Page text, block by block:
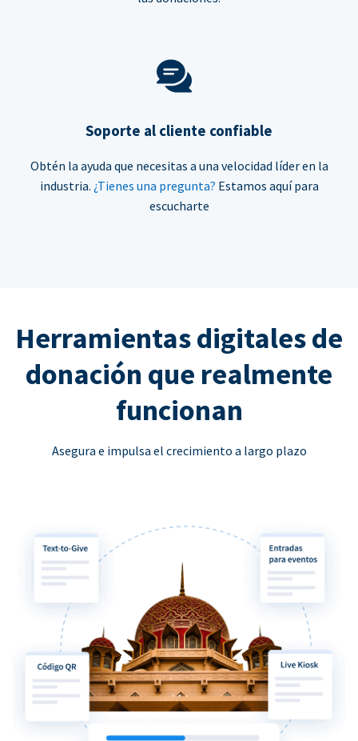
Soporte al cliente confiable
Obtén la ayuda que necesitas a una velocidad líder en la
industria. ¿Tienes una pregunta? Estamos aquí para
escucharte
Herramientas digitales de
donación que realmente
funcionan
Asegura e impulsa el crecimiento a largo plazo